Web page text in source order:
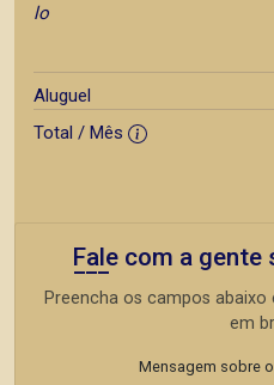
lo
Aluguel
Total / Mês
Fale com a gente
Preencha os campos
em
Mensagem sobre